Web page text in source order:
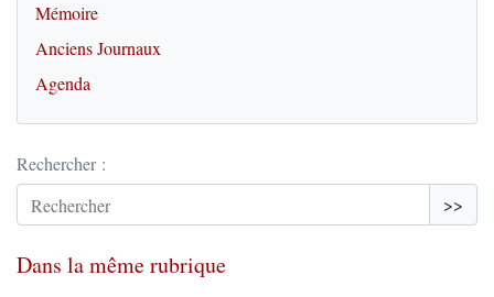
Mémoire
Anciens Journaux
Agenda
Rechercher :
>>
Dans la même rubrique